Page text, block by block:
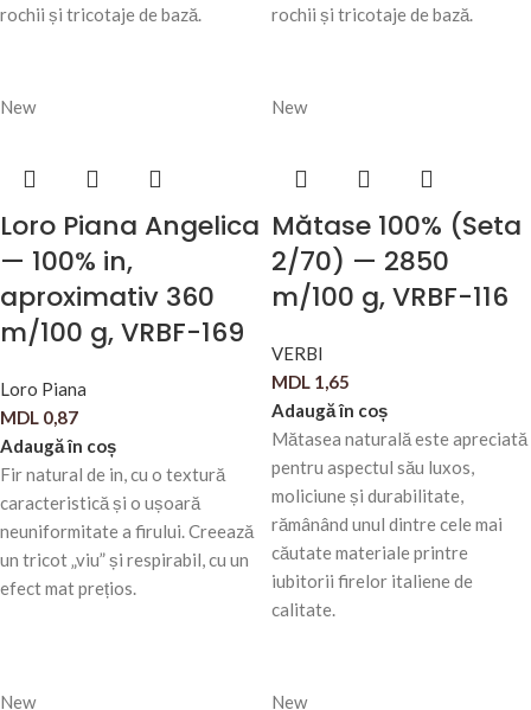
rochii și tricotaje de bază. rochii și tricotaje de bază.
New
Loro Piana Angelica
— 100% in,
aproximativ 360
m/100 g, VRBF-169
Loro Piana
MDL 0,87
Adaugă în coș
Fir natural de in, cu o textură
caracteristică și o ușoară
neuniformitate a firului. Creează
un tricot „viu” și respirabil, cu un
efect mat prețios.
New
Mătase 100% (Seta
2/70) — 2850
m/100 g, VRBF-116
VERBI
MDL 1,65
Adaugă în coș
Mătasea naturală este apreciată
pentru aspectul său luxos,
moliciune și durabilitate,
rămânând unul dintre cele mai
căutate materiale printre
iubitorii firelor italiene de
calitate.
New New